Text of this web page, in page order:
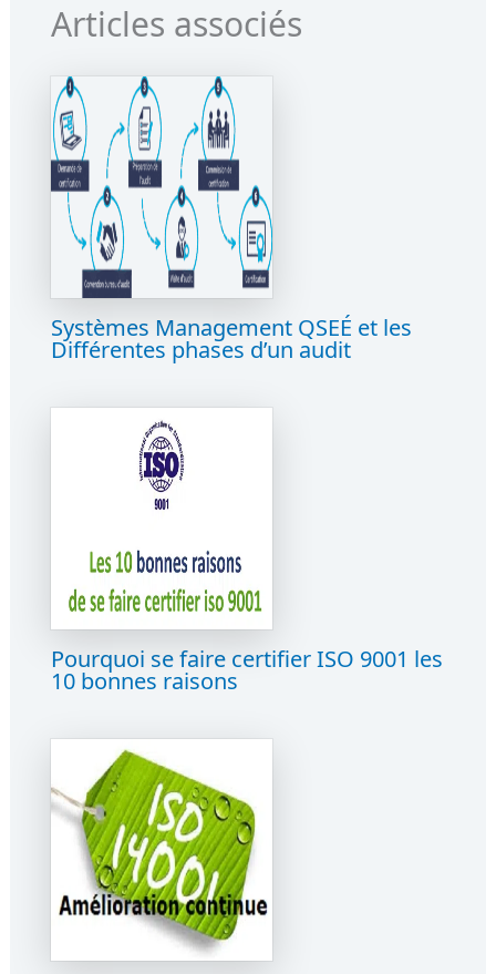
Articles associés
Systèmes Management QSEÉ et les
Différentes phases d’un audit
Pourquoi se faire certifier ISO 9001 les
10 bonnes raisons